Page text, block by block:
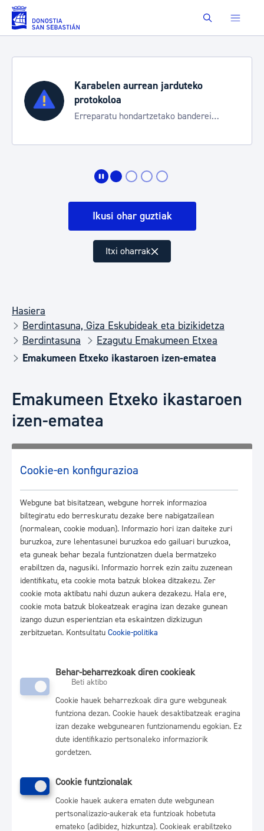
Eduki nagusira joan Buscar
Karabelen aurrean jarduteko
protokoloa
Erreparatu hondartzetako banderei
Ikusi ohar guztiak
Itxi oharrak
Hasiera
Berdintasuna, Giza Eskubideak eta bizikidetza
Berdintasuna
Ezagutu Emakumeen Etxea
Emakumeen Etxeko ikastaroen izen-ematea
Emakumeen Etxeko ikastaroen
izen-ematea